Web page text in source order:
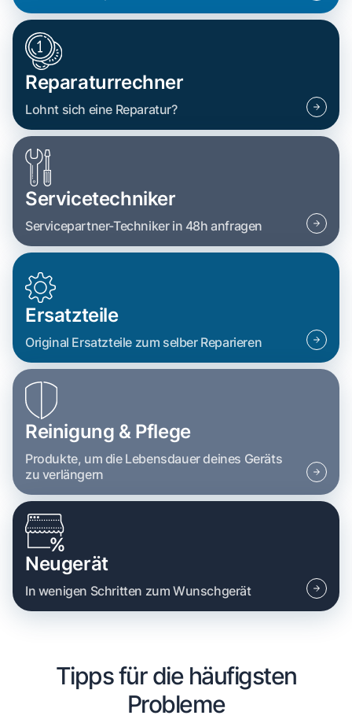
Reparaturrechner
Lohnt sich eine Reparatur?
Servicetechniker
Servicepartner-Techniker in 48h anfragen
Ersatzteile
Original Ersatzteile zum selber Reparieren
Reinigung & Pflege
Produkte, um die Lebensdauer deines Geräts
zu verlängern
Neugerät
In wenigen Schritten zum Wunschgerät
Tipps für die häufigsten
Probleme